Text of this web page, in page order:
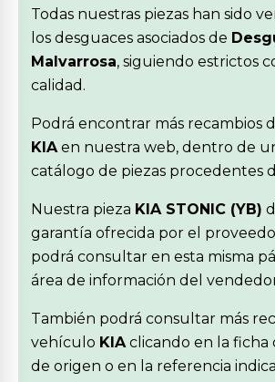
Todas nuestras piezas han sido
los desguaces asociados de
Malvarrosa, siguiendo estrictos
calidad.
Podrá encontrar más recambios
KIAen nuestra web, dentro de
catálogo de piezas procedentes
Nuestra pieza KIA STONIC (YB)
garantía ofrecida por el
podrá consultar en esta misma
área de información del
También podrá consultar más
vehículo KIAclicando en la ficha
de origen o en la referencia